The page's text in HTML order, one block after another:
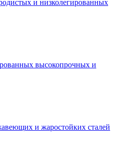
и низколегированных
высокопрочных и
и жаростойких сталей